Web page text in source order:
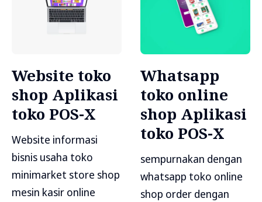
Website toko
shop Aplikasi
toko POS-X
Website informasi
bisnis usaha toko
minimarket store shop
mesin kasir online
Whatsapp
toko online
shop Aplikasi
toko POS-X
sempurnakan dengan
whatsapp toko online
shop order dengan